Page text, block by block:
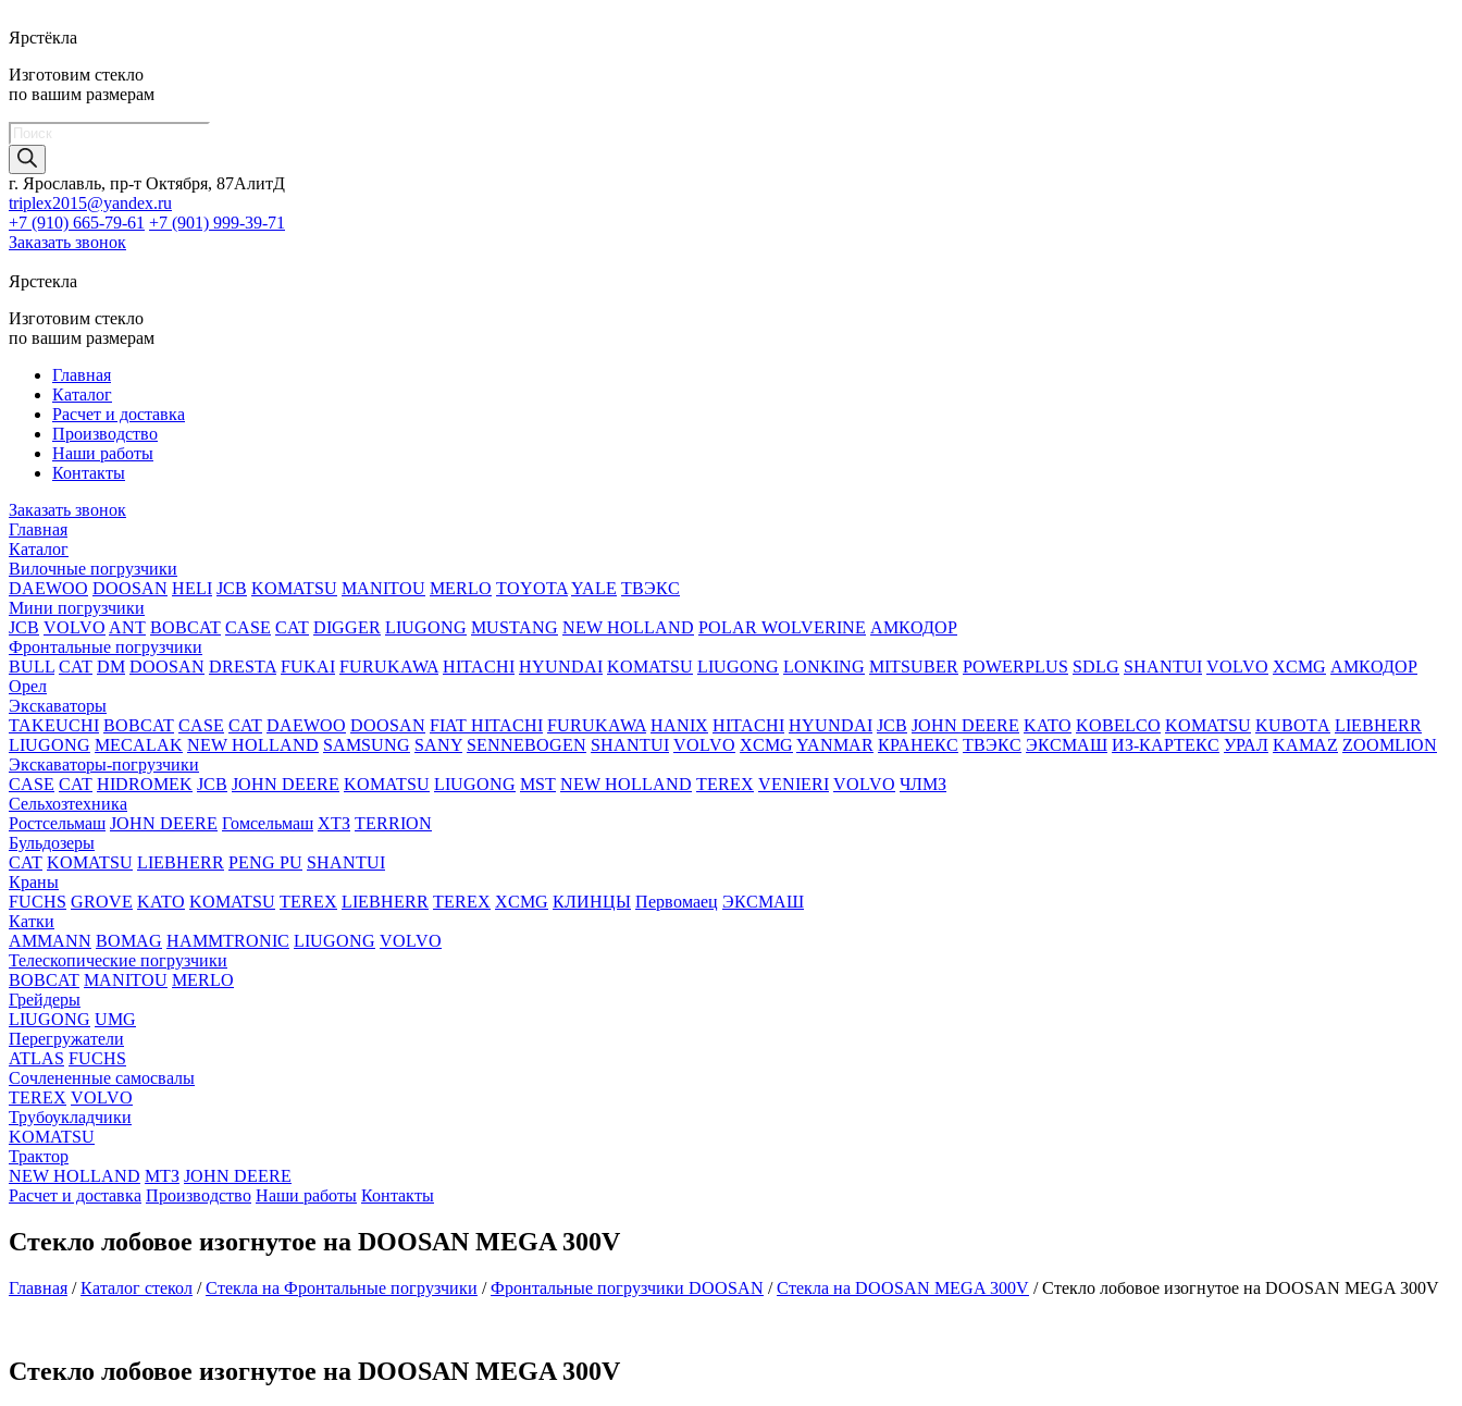
Ярстёкла
Изготовим стекло
по вашим размерам
Поиск
товаров
г. Ярославль, пр-т Октября, 87АлитД
triplex2015@yandex.ru
+7 (910) 665-79-61 +7 (901) 999-39-71
Заказать звонок
Ярстекла
Изготовим стекло
по вашим размерам
Главная
Каталог
Расчет и доставка
Производство
Наши работы
Контакты
Заказать звонок
Главная
Каталог
Вилочные погрузчики
DAEWOO DOOSAN HELI JCB KOMATSU MANITOU MERLO TOYOTA YALE ТВЭКС
Мини погрузчики
JCB VOLVO ANT BOBCAT CASE CAT DIGGER LIUGONG MUSTANG NEW HOLLAND POLAR WOLVERINE АМКОДОР
Фронтальные погрузчики
BULL CAT DM DOOSAN DRESTA FUKAI FURUKAWA HITACHI HYUNDAI KOMATSU LIUGONG LONKING MITSUBER POWERPLUS SDLG SHANTUI VOLVO XCMG АМКОДОР
Орел
Экскаваторы
TAKEUCHI BOBCAT CASE CAT DAEWOO DOOSAN FIAT HITACHI FURUKAWA HANIX HITACHI HYUNDAI JCB JOHN DEERE KATO KOBELCO KOMATSU KUBOTА LIEBHERR
LIUGONG MECALAK NEW HOLLAND SAMSUNG SANY SENNEBOGEN SHANTUI VOLVO XCMG YANMAR КРАНЕКС ТВЭКС ЭКСМАШ ИЗ-КАРТЕКС УРАЛ KAMAZ ZOOMLION
Экскаваторы-погрузчики
CASE CAT HIDROМEK JCB JOHN DEERE KOMATSU LIUGONG MST NEW HOLLAND TEREX VENIERI VOLVO ЧЛМЗ
Сельхозтехника
Ростсельмаш JOHN DEERE Гомсельмаш ХТЗ TERRION
Бульдозеры
CAT KOMATSU LIEBHERR PENG PU SHANTUI
Краны
FUCHS GROVE KATO KOMATSU TEREX LIEBHERR TEREX XCMG КЛИНЦЫ Первомаец ЭКСМАШ
Катки
AMMANN BOMAG HAMMTRONIC LIUGONG VOLVO
Телескопические погрузчики
BOBCAT MANITOU MERLO
Грейдеры
LIUGONG UMG
Перегружатели
ATLAS FUCHS
Сочлененные самосвалы
TEREX VOLVO
Трубоукладчики
KOMATSU
Трактор
NEW HOLLAND МТЗ JOHN DEERE
Расчет и доставка Производство Наши работы Контакты
Стекло лобовое изогнутое на DOOSAN MEGA 300V
Главная /Каталог стекол /Стекла на Фронтальные погрузчики /Фронтальные погрузчики DOOSAN /Стекла на DOOSAN MEGA 300V /Стекло лобовое изогнутое на DOOSAN MEGA 300V
Стекло лобовое изогнутое на DOOSAN MEGA 300V